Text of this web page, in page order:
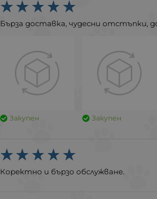
Бърза доставка, чудесни отстъпки,
Закупен Закупен
Коректно и бързо обслужване.